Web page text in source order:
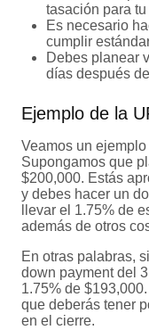
tasación para
Es necesario
cumplir
Debes planear
días después
Ejemplo de la
Veamos un
Supongamos que
$200,000. Estás
y debes hacer un
llevar el 1.75% de
además de otros
En otras palabras,
down payment del
1.75% de
que deberás tener
en el cierre.